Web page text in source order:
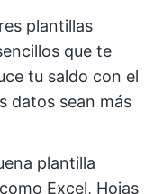
plantillas
que te
tu saldo con el
datos sean más
plantilla
Excel, Hojas